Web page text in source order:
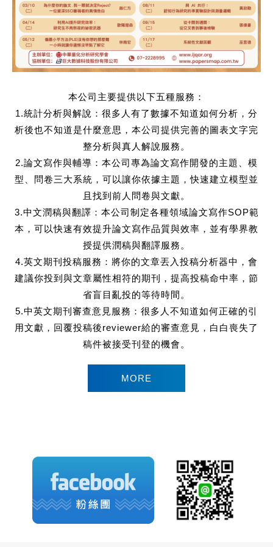
本公司主要提供以下五種服務：
1.統計分析與解說：很多人有了數據不知道如何分析，分
析後也不知道是什麼意思，本公司提供完善的圖表文字完
整分析與真人解說服務。
2.論文寫作與輔導：本公司專為論文寫作開發的主題、模
型、問卷三大系統，可以讓你依據主題，快速建立模型並
且找到前人問卷與文獻。
3.中文潤稿與翻譯：本公司制定各種領域論文寫作SOP範
本，可以快速有效提升論文寫作品質與效率，並有學界教
授提供潤稿與翻譯服務。
4.英文期刊投稿服務：將你的文章丟入投稿分析器中，會
建議你投到與文章屬性相符的期刊，提高投稿命中率，節
省盲目亂投的等待時間。
5.中英文期刊審查意見服務：很多人不知道如何正確的引
用文獻，回覆投稿後reviewer給的審查意見，白白喪失了
稿件被接受刊登的機會。
MORE